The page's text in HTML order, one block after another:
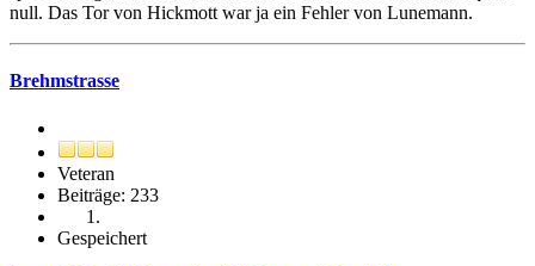
null. Das Tor von Hickmott war ja ein Fehler von Lunemann.
Brehmstrasse
Veteran
Beiträge: 233
Gespeichert